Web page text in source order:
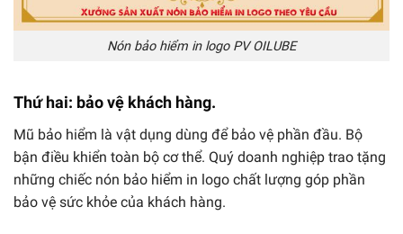
Nón bảo hiểm in logo PV OILUBE
Thứ hai: bảo vệ khách hàng.
Mũ bảo hiểm là vật dụng dùng để bảo vệ phần đầu. Bộ
bận điều khiển toàn bộ cơ thể. Quý doanh nghiệp trao tặng
những chiếc nón bảo hiểm in logo chất lượng góp phần
bảo vệ sức khỏe của khách hàng.